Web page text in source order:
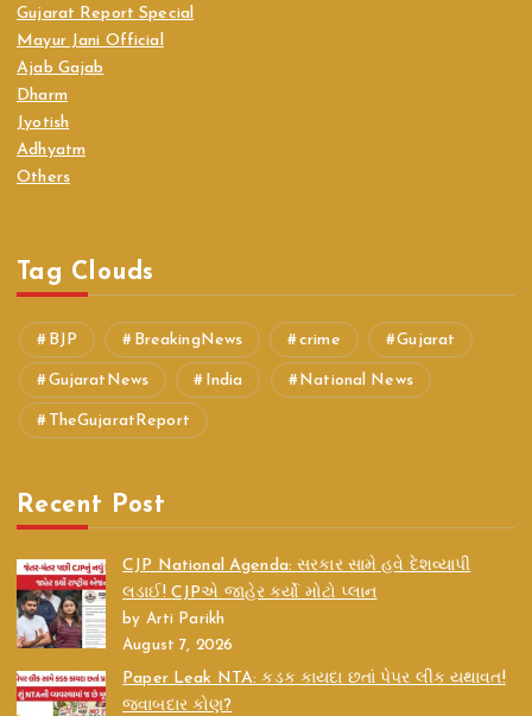
Gujarat Report Special
Mayur Jani Official
Ajab Gajab
Dharm
Jyotish
Adhyatm
Others
Tag Clouds
BJP BreakingNews crime Gujarat
GujaratNews India National News
TheGujaratReport
Recent Post
CJP National Agenda: સરકાર સામે હવે દેશવ્યાપી
લડાઈ! CJPએ જાહેર કર્યો મોટો પ્લાન
by Arti Parikh
August 7, 2026
Paper Leak NTA: કડક કાયદા છતાં પેપર લીક યથાવત!
જવાબદાર કોણ?